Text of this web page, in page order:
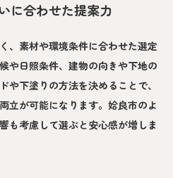
に合わせた提案力
、素材や環境条件に合わせた選定
や日照条件、建物の向きや下地の
や下塗りの方法を決めることで、
立が可能になります。姶良市のよ
も考慮して選ぶと安心感が増しま